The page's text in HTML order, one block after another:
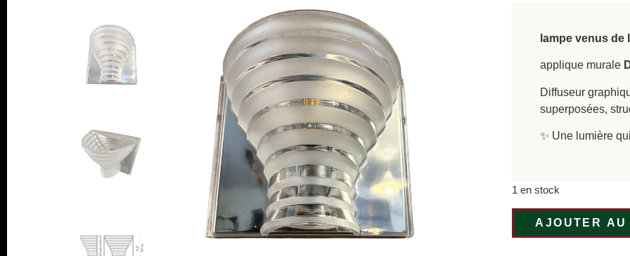
lampe venus de
applique murale
Diffuseur
superposées,
✨ Une lumière
1 en stock
AJOUTER AU